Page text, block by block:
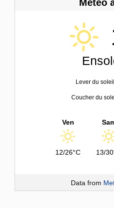
Météo
Lever du
Coucher du
Ven
12/26°C 13/
Data from